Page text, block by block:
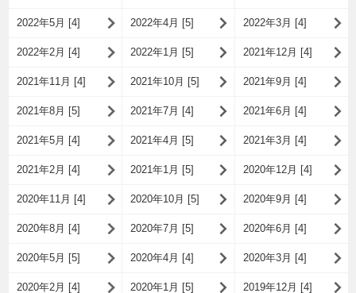
2022年5月 [4] 2022年4月 [5] 2022年3月 [4]
2022年2月 [4] 2022年1月 [5] 2021年12月 [4]
2021年11月 [4] 2021年10月 [5] 2021年9月 [4]
2021年8月 [5] 2021年7月 [4] 2021年6月 [4]
2021年5月 [4] 2021年4月 [5] 2021年3月 [4]
2021年2月 [4] 2021年1月 [5] 2020年12月 [4]
2020年11月 [4] 2020年10月 [5] 2020年9月 [4]
2020年8月 [4] 2020年7月 [5] 2020年6月 [4]
2020年5月 [5] 2020年4月 [4] 2020年3月 [4]
2020年2月 [4] 2020年1月 [5] 2019年12月 [4]